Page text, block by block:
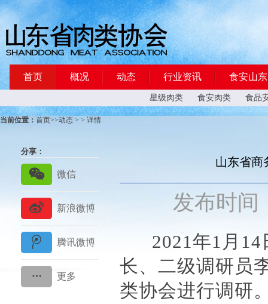
首页 概况 动态 行业资讯 食安山东
星级肉类 食安肉类 食品
当前位置： 首页>>动态 > > 详情
分享：
山东省商
发布时间
2021年1月14
长、二级调研员
类协会进行调研